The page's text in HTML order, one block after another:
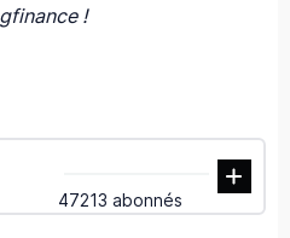
!
47213 abonnés